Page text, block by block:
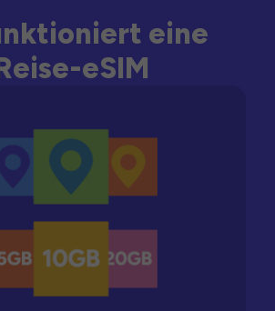
eine
eSIM